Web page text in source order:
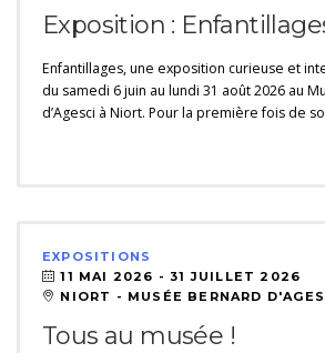
Exposition :
Enfantillages, une exposition curieuse et
du samedi 6 juin au lundi 31 août 2026 au
d’Agesci à Niort. Pour la première fois de
EXPOSITIONS
11 MAI 2026 - 31 JUILLET 2026
NIORT - MUSÉE BERNARD
Tous au musée !